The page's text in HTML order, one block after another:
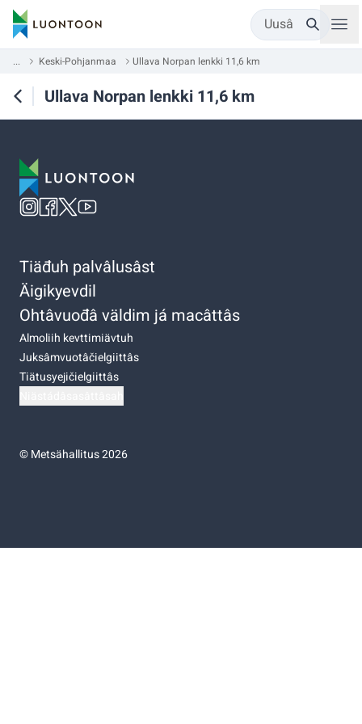
Uusâ
... Keski-Pohjanmaa Ullava Norpan lenkki 11,6 km
Ullava Norpan lenkki 11,6 km
Tiäđuh palvâlusâst
Äigikyevdil
Ohtâvuođâ väldim já macâttâs
Almoliih kevttimiävtuh
Juksâmvuotâčielgiittâs
Tiätusyejičielgiittâs
©Metsähallitus 2026